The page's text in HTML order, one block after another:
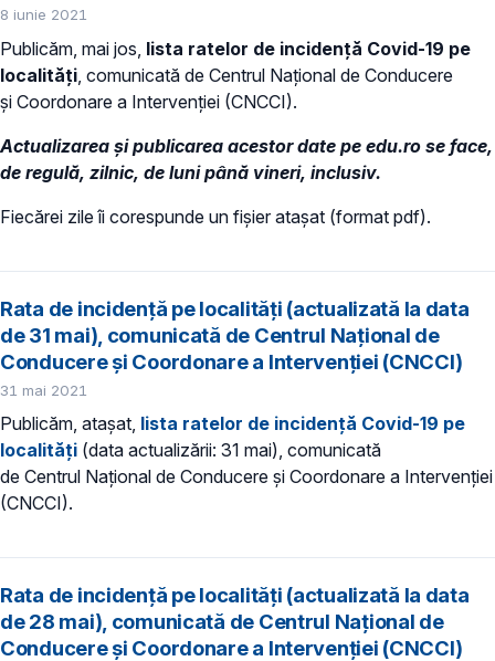
8 iunie 2021
Publicăm, mai jos, lista ratelor de incidență Covid-19 pe
localități, comunicată de Centrul Național de Conducere
și Coordonare a Intervenției (CNCCI).
Actualizarea și publicarea acestor date pe edu.ro se face,
de regulă, zilnic, de luni până vineri, inclusiv.
Fiecărei zile îi corespunde un fișier atașat (format pdf).
Rata de incidență pe localități (actualizată la data
de 31 mai), comunicată de Centrul Național de
Conducere și Coordonare a Intervenției (CNCCI)
31 mai 2021
Publicăm, atașat, lista ratelor de incidență Covid-19 pe
localități (data actualizării: 31 mai), comunicată
de Centrul Național de Conducere și Coordonare a Intervenției
(CNCCI).
Rata de incidență pe localități (actualizată la data
de 28 mai), comunicată de Centrul Național de
Conducere și Coordonare a Intervenției (CNCCI)